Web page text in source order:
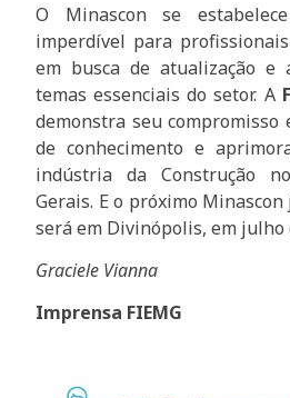
O Minascon se
imperdível para
em busca de atualização e
temas essenciais do setor. A
demonstra seu compromisso
de conhecimento e
indústria da Construção
Gerais. E o próximo
será em Divinópolis, em julho
Graciele Vianna
Imprensa FIEMG